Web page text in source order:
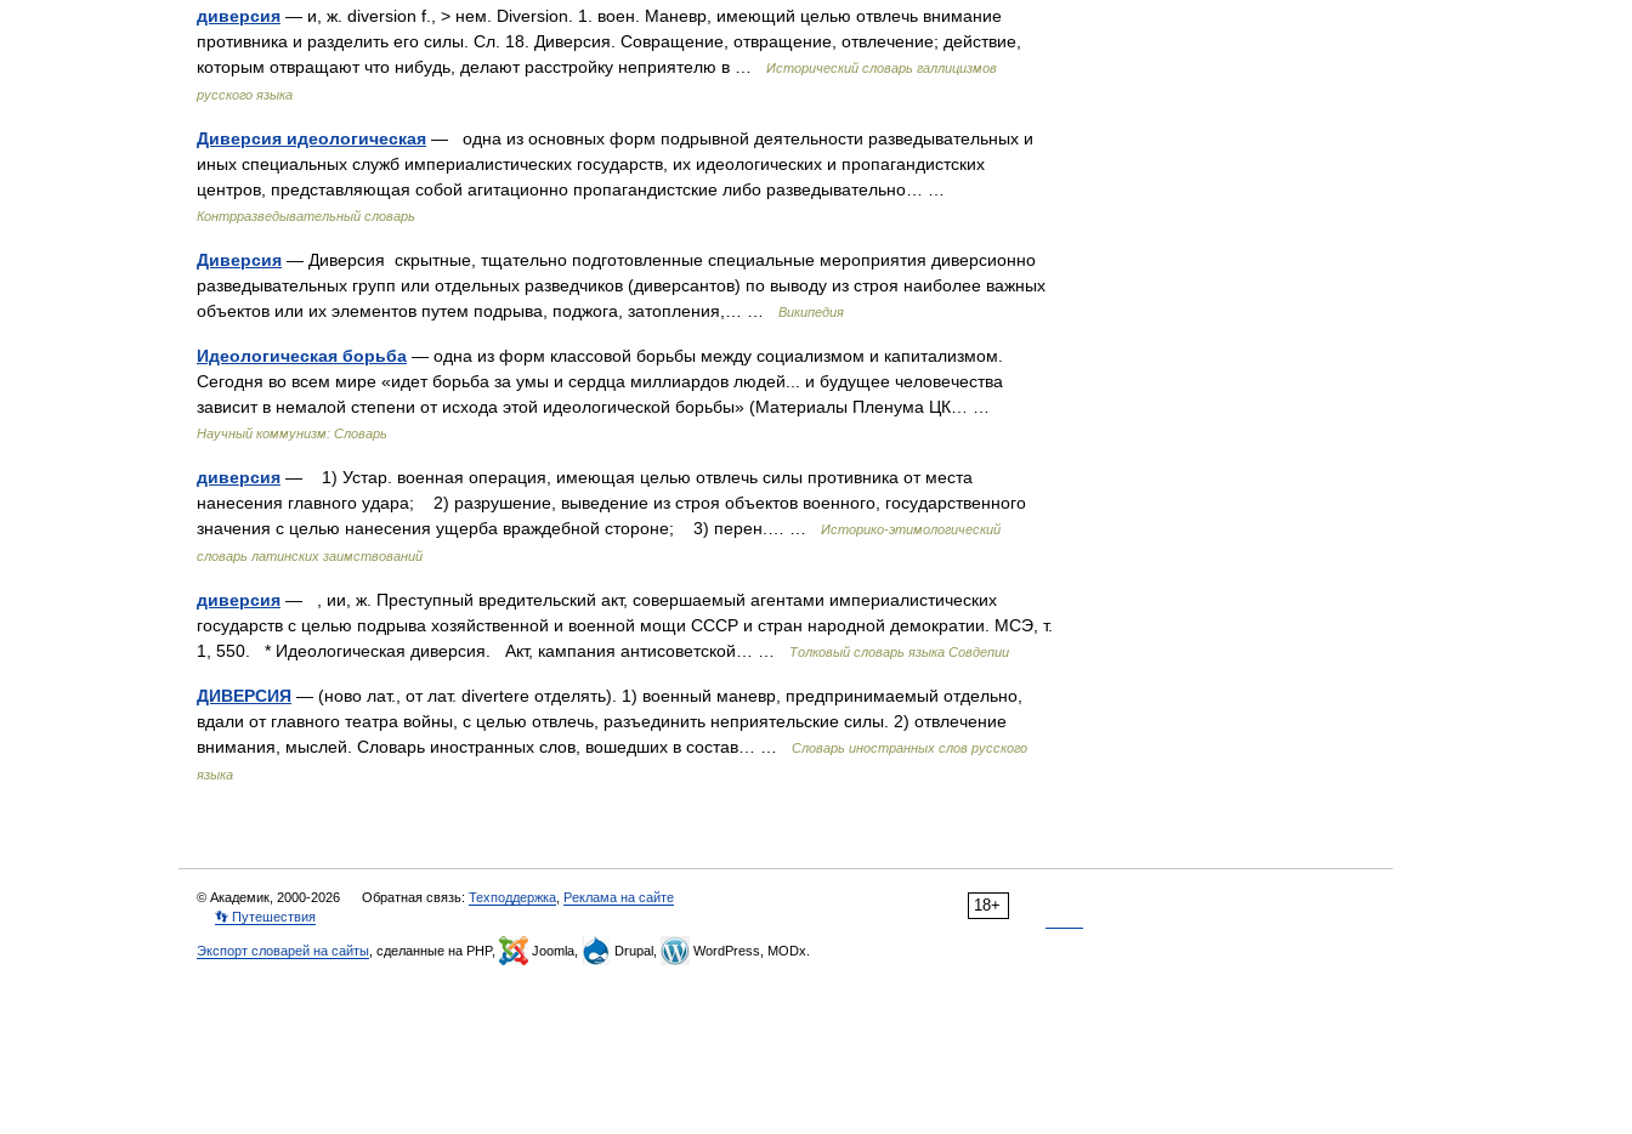
диверсия — и, ж. diversion f., > нем. Diversion. 1. воен. Маневр, имеющий целью отвлечь внимание
противника и разделить его силы. Сл. 18. Диверсия. Совращение, отвращение, отвлечение; действие,
которым отвращают что нибудь, делают расстройку неприятелю в …
Исторический словарь галлицизмов
русского языка
Диверсия идеологическая — одна из основных форм подрывной деятельности разведывательных и
иных специальных служб империалистических государств, их идеологических и пропагандистских
центров, представляющая собой агитационно пропагандистские либо разведывательно… …
Контрразведывательный словарь
Диверсия — Диверсия скрытные, тщательно подготовленные специальные мероприятия диверсионно
разведывательных групп или отдельных разведчиков (диверсантов) по выводу из строя наиболее важных
объектов или их элементов путем подрыва, поджога, затопления,… …
Википедия
Идеологическая борьба — одна из форм классовой борьбы между социализмом и капитализмом.
Сегодня во всем мире «идет борьба за умы и сердца миллиардов людей... и будущее человечества
зависит в немалой степени от исхода этой идеологической борьбы» (Материалы Пленума ЦК… …
Научный коммунизм: Словарь
диверсия — 1) Устар. военная операция, имеющая целью отвлечь силы противника от места
нанесения главного удара; 2) разрушение, выведение из строя объектов военного, государственного
значения с целью нанесения ущерба враждебной стороне; 3) перен.… …
Историко-этимологический
словарь латинских заимствований
диверсия — , ии, ж. Преступный вредительский акт, совершаемый агентами империалистических
государств с целью подрыва хозяйственной и военной мощи СССР и стран народной демократии. МСЭ, т.
1, 550. * Идеологическая диверсия. Акт, кампания антисоветской… …
Толковый словарь языка Совдепии
ДИВЕРСИЯ — (ново лат., от лат. divertere отделять). 1) военный маневр, предпринимаемый отдельно,
вдали от главного театра войны, с целью отвлечь, разъединить неприятельские силы. 2) отвлечение
внимания, мыслей. Словарь иностранных слов, вошедших в состав… …
Словарь иностранных слов русского
языка
18+
© Академик, 2000-2026 Обратная связь: Техподдержка Реклама на сайте
👣 Путешествия
Экспорт словарей на сайты , сделанные на PHP, Joomla, Drupal, WordPress, MODx.